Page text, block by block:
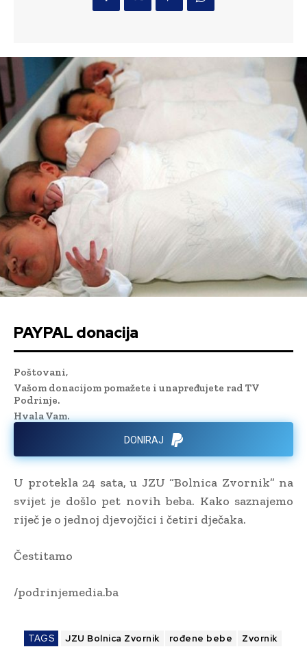
PAYPAL donacija
Poštovani,
Vašom donacijom pomažete i unapređujete rad TV
Podrinje.
Hvala Vam.
DONIRAJ
U protekla 24 sata, u JZU “Bolnica Zvornik” na
svijet je došlo pet novih beba. Kako saznajemo
riječ je o jednoj djevojčici i četiri dječaka.
Čestitamo
/podrinjemedia.ba
TAGS JZU Bolnica Zvornik rođene bebe Zvornik